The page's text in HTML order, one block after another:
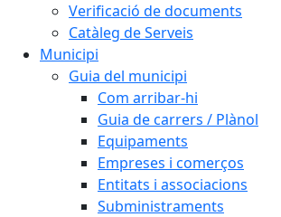
Verificació de documents
Catàleg de Serveis
Municipi
Guia del municipi
Com arribar-hi
Guia de carrers / Plànol
Equipaments
Empreses i comerços
Entitats i associacions
Subministraments